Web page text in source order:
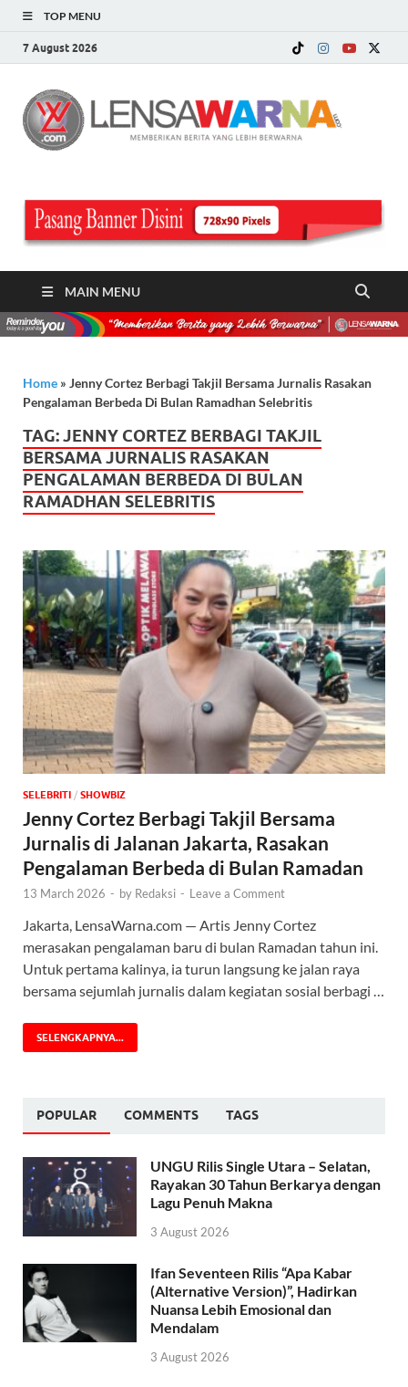
TOP MENU
7 August 2026
MAIN MENU
Home » Jenny Cortez Berbagi Takjil Bersama Jurnalis Rasakan
Pengalaman Berbeda Di Bulan Ramadhan Selebritis
TAG:JENNY CORTEZ BERBAGI TAKJIL
BERSAMA JURNALIS RASAKAN
PENGALAMAN BERBEDA DI BULAN
RAMADHAN SELEBRITIS
SELEBRITI / ‎SHOWBIZ
Jenny Cortez Berbagi Takjil Bersama
Jurnalis di Jalanan Jakarta, Rasakan
Pengalaman Berbeda di Bulan Ramadan
13 March 2026 - by Redaksi - Leave a Comment
Jakarta, LensaWarna.com — Artis Jenny Cortez
merasakan pengalaman baru di bulan Ramadan tahun ini.
Untuk pertama kalinya, ia turun langsung ke jalan raya
bersama sejumlah jurnalis dalam kegiatan sosial berbagi …
SELENGKAPNYA...
POPULAR COMMENTS TAGS
UNGU Rilis Single Utara – Selatan,
Rayakan 30 Tahun Berkarya dengan
Lagu Penuh Makna
3 August 2026
Ifan Seventeen Rilis “Apa Kabar
(Alternative Version)”, Hadirkan
Nuansa Lebih Emosional dan
Mendalam
3 August 2026